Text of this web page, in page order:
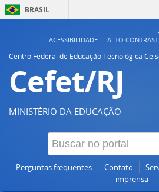
BRASIL
ACESSIBILIDADE ALTO
Centro Federal de Educação Tecnológica
Cefet/RJ
MINISTÉRIO DA EDUCAÇÃO
Perguntas frequentes Contato
imprensa